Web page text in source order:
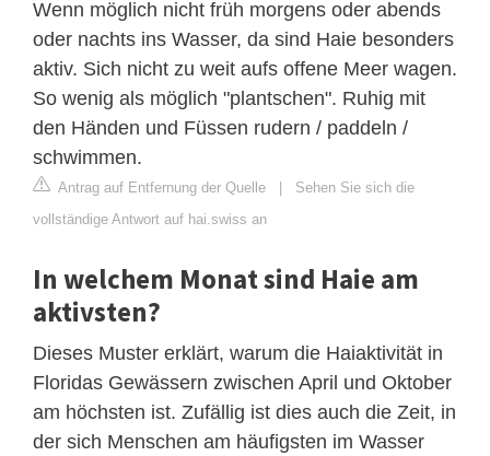
Wenn möglich nicht früh morgens oder abends
oder nachts ins Wasser, da sind Haie besonders
aktiv. Sich nicht zu weit aufs offene Meer wagen.
So wenig als möglich "plantschen". Ruhig mit
den Händen und Füssen rudern / paddeln /
schwimmen.
Antrag auf Entfernung der Quelle | Sehen Sie sich die
vollständige Antwort auf hai.swiss an
In welchem ​​Monat sind Haie am
aktivsten?
Dieses Muster erklärt, warum die Haiaktivität in
Floridas Gewässern zwischen April und Oktober
am höchsten ist. Zufällig ist dies auch die Zeit, in
der sich Menschen am häufigsten im Wasser